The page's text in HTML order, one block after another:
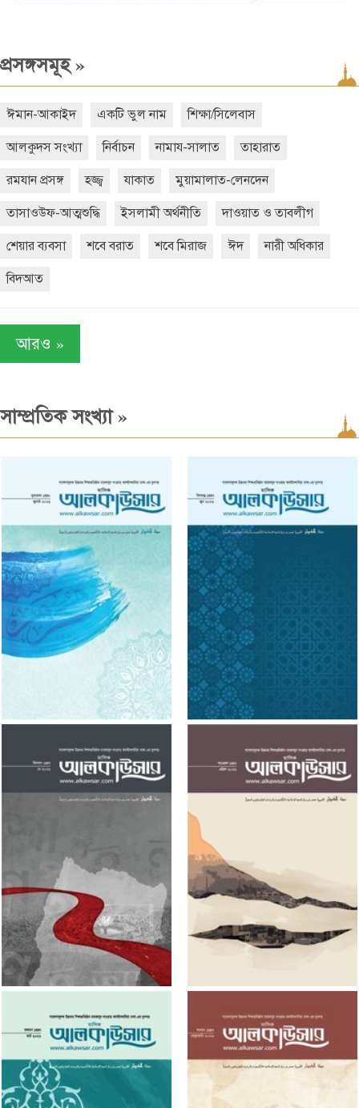
প্রসঙ্গসমূহ»
ঈমান-আকাইদ একটি ভুল নাম শিক্ষা/সিলেবাস
আলকুদস সংখ্যা নির্বাচন নামায-সালাত তাহারাত
রমযান প্রসঙ্গ হজ্জ্ব যাকাত মুয়ামালাত-লেনদেন
তাসাওউফ-আত্মশুদ্ধি ইসলামী অর্থনীতি দাওয়াত ও তাবলীগ
শেয়ার ব্যবসা শবে বরাত শবে মিরাজ ঈদ নারী অধিকার
বিদআত
আরও »
সাম্প্রতিক সংখ্যা»